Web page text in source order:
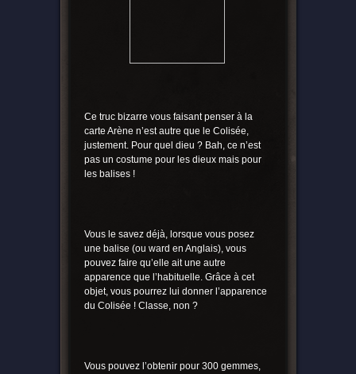
Ce truc bizarre vous faisant penser à la
carte Arène n’est autre que le Colisée,
justement. Pour quel dieu ? Bah, ce n’est
pas un costume pour les dieux mais pour
les balises !
Vous le savez déjà, lorsque vous posez
une balise (ou ward en Anglais), vous
pouvez faire qu’elle ait une autre
apparence que l’habituelle. Grâce à cet
objet, vous pourrez lui donner l’apparence
du Colisée ! Classe, non ?
Vous pouvez l’obtenir pour 300 gemmes,